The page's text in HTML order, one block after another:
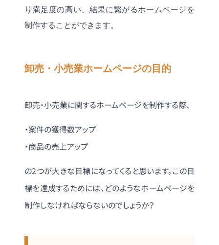
り満足度の高い、結果に繋がるホームページを
制作することができます。
卸売・小売業ホームページの目的
卸売・小売業に関するホームページを制作する際、
・案件の獲得数アップ
・商品の売上アップ
の2つが大きな目標になってくると思います。この目
標を達成するためには、どのようなホームページを
制作しなければならないのでしょうか？